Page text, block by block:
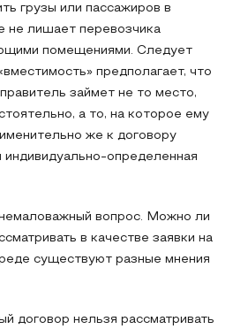
грузы или пассажиров в
не лишает перевозчика
помещениями. Следует
предполагает, что
займет не то место,
а то, на которое ему
же к договору
индивидуально-определенная
вопрос. Можно ли
в качестве заявки на
существуют разные мнения
договор нельзя рассматривать